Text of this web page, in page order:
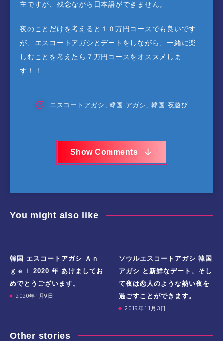
主ですが、残念ながら日本語ができません。
夜のことだけを考えると１０万円コースでも良いです
が、エスコートアガシとデートをしながら、一緒に楽
しむことを考えたら７万円コースをオススメしま
す！！
エスコートアガシ ,韓国 アガシ ,韓国 夜遊び
Show Comments
You might also like
韓国 エスコートアガシ Ａｎ
ｇｅｌ 2020 年 あけましてお
めでとうございます。
2020年1月9日
ソウルエスコートアガシ 韓国
アガシ と新鮮なデート、そし
て夜は恋人のような熱い夜を
過ごすことができます。
2019年11月3日
Other stories